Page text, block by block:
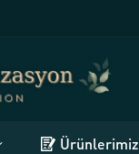
Ürünlerimiz